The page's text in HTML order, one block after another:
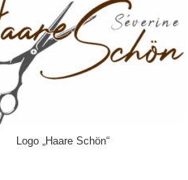
Logo „Haare Schön“